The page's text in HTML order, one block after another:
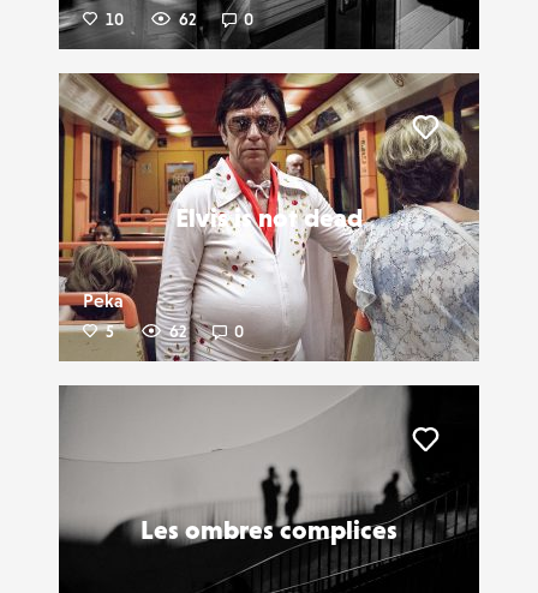
10 62 0
Elvis is not dead
Peka
5 62 0
Les ombres complices